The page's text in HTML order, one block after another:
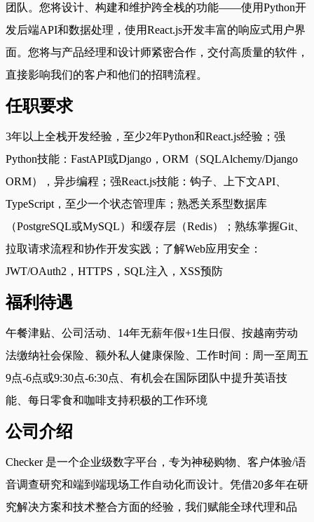
团队。您将设计、构建和维护跨全栈的功能——使用Python开
发后端API和数据处理，使用React.js开发丰富的响应式用户界
面。您将与产品经理和设计师紧密合作，交付高质量的软件，
直接影响我们的客户和他们的招聘流程。
任职要求
3年以上全栈开发经验，至少2年Python和React.js经验；强
Python技能：FastAPI或Django，ORM（SQLAlchemy/Django
ORM），异步编程；强React.js技能：钩子、上下文API、
TypeScript，至少一个状态管理库；熟悉关系型数据库
（PostgreSQL或MySQL）和缓存层（Redis）；熟练掌握Git、
拉取请求流程和协作开发实践；了解Web应用安全：
JWT/OAuth2，HTTPS，SQL注入，XSS预防
福利待遇
午餐津贴、公司活动、14年无薪年假+1生日假、按越南劳动
法缴纳社会保险、额外私人健康保险、工作时间：周一至周五
9点-6点或9:30点-6:30点、有机会在国际团队中提升英语技
能、每日零食和咖啡支持积极的工作环境
公司介绍
Checker 是一个企业级数字平台，专为神秘购物、客户体验/语
音调查研究和端到端现场工作自动化而设计。凭借20多年在研
究解决方案和技术整合方面的经验，我们赋能全球代理和品